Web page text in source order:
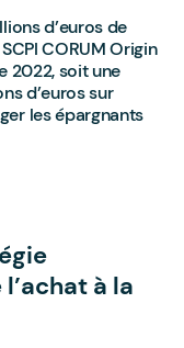
d’euros de
CORUM Origin
2022, soit une
d’euros sur
les épargnants
à la